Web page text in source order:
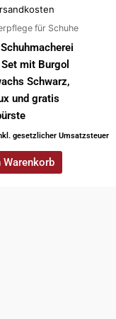
für Schuhe
mit Burgol
Schwarz,
und gratis
gesetzlicher Umsatzsteuer
Warenkorb